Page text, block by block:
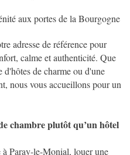
aux portes de la Bourgogne
adresse de référence pour
calme et authenticité. Que
d'hôtes de charme ou d'une
nous vous accueillons pour un
chambre plutôt qu’un hôtel
Paray-le-Monial, louer une